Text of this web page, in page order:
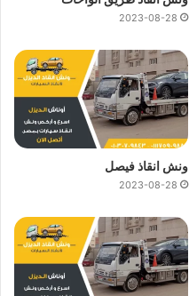
2023-08-28
ونش انقاذ فيصل
2023-08-28